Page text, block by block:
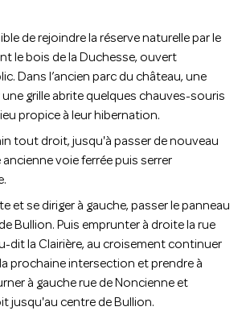
de rejoindre la réserve naturelle par le
le bois de la Duchesse, ouvert
Dans l’ancien parc du château, une
une grille abrite quelques chauves-souris
propice à leur hibernation.
tout droit, jusqu'à passer de nouveau
voie ferrée puis serrer
et se diriger à gauche, passer le panneau
Bullion. Puis emprunter à droite la rue
dit la Clairière, au croisement continuer
prochaine intersection et prendre à
à gauche rue de Noncienne et
jusqu'au centre de Bullion.